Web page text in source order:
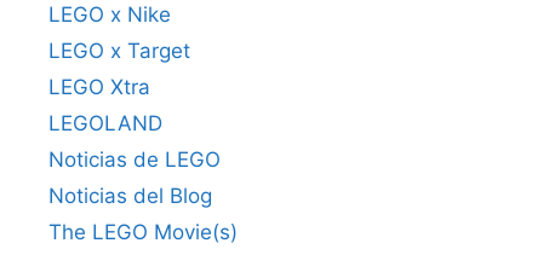
LEGO x Nike
LEGO x Target
LEGO Xtra
LEGOLAND
Noticias de LEGO
Noticias del Blog
The LEGO Movie(s)